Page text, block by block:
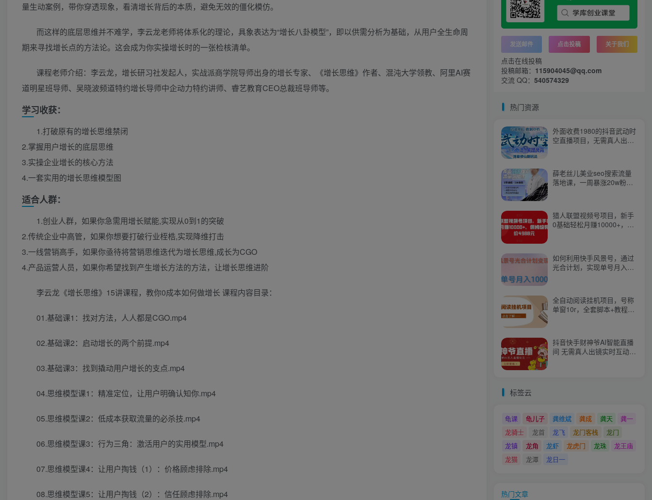
量生动案例，带你穿透现象，看清增长背后的本质，避免无效的僵化模仿。
而这样的底层思维并不难学，李云龙老师将体系化的理论，具象表达为“增长八卦模型”，即以供需分析为基础，从用户全生命周
期来寻找增长点的方法论。这会成为你实操增长时的一张检核清单。
课程老师介绍：李云龙，增长研习社发起人，实战派商学院导师出身的增长专家、《增长思维》作者、混沌大学领教、阿里AI赛
道明星班导师、吴晓波频道特约增长导师中企动力特约讲师、睿艺教育CEO总裁班导师等。
学习收获：
1.打破原有的增长思维禁闭
2.掌握用户增长的底层思维
3.实操企业增长的核心方法
4.一套实用的增长思维模型图
适合人群：
1.创业人群，如果你急需用增长赋能,实现从0到1的突破
2.传统企业中高管，如果你想要打破行业桎梏,实现降维打击
3.一线营销高手，如果你亟待将营销思维迭代为增长思维,成长为CGO
4.产品运营人员，如果你希望找到产生增长方法的方法，让增长思维进阶
李云龙《增长思维》15讲课程，教你0成本如何做增长 课程内容目录：
01.基础课1：找对方法，人人都是CGO.mp4
02.基础课2：启动增长的两个前提.mp4
03.基础课3：找到撬动用户增长的支点.mp4
04.思维模型课1：精准定位，让用户明确认知你.mp4
05.思维模型课2：低成本获取流量的必杀技.mp4
06.思维模型课3：行为三角：激活用户的实用模型.mp4
07.思维模型课4：让用户掏钱（1）：价格顾虑排除.mp4
08.思维模型课5：让用户掏钱（2）：信任顾虑排除.mp4
发送邮件 点击投稿 关于我们
点击在线投稿
投稿邮箱： 115904045@qq.com
交流 QQ： 540574329
热门资源
外面收费1980的抖音武动时
空直播项目，无需真人出
薛老丝儿美业seo搜索流量
落地课，一周暴涨20w粉
猎人联盟视频号项目，新手
0基础轻松月赚10000+，保
如何利用快手风景号，通过
光合计划，实现单号月入
全自动阅读挂机项目，号称
单窗10r，全套脚本+教程，
抖音快手财神爷AI智能直播
间 无需真人出镜实时互动
标签云
龟课 龟儿子 龚维斌 龚成 龚天
龚一
龙骑士
龙首 龙飞 龙门客栈
龙门
龙镇
龙角 龙虾 龙虎门 龙珠
龙王庙
龙猫
龙潭 龙日一
热门文章